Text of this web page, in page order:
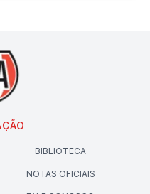
BIBLIOTECA
NOTAS OFICIAIS